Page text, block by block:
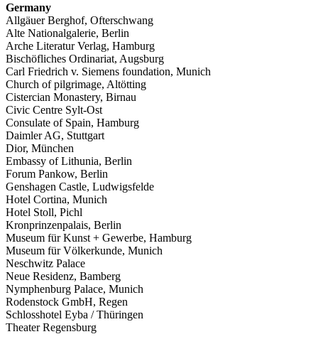
Germany
Allgäuer Berghof, Ofterschwang
Alte Nationalgalerie, Berlin
Arche Literatur Verlag, Hamburg
Bischöfliches Ordinariat, Augsburg
Carl Friedrich v. Siemens foundation, Munich
Church of pilgrimage, Altötting
Cistercian Monastery, Birnau
Civic Centre Sylt-Ost
Consulate of Spain, Hamburg
Daimler AG, Stuttgart
Dior, München
Embassy of Lithunia, Berlin
Forum Pankow, Berlin
Genshagen Castle, Ludwigsfelde
Hotel Cortina, Munich
Hotel Stoll, Pichl
Kronprinzenpalais, Berlin
Museum für Kunst + Gewerbe, Hamburg
Museum für Völkerkunde, Munich
Neschwitz Palace
Neue Residenz, Bamberg
Nymphenburg Palace, Munich
Rodenstock GmbH, Regen
Schlosshotel Eyba / Thüringen
Theater Regensburg